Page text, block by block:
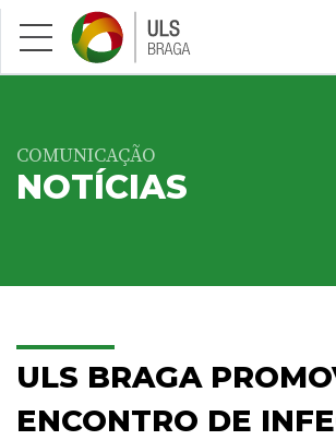
Saltar para conteúdo principal
COMUNICAÇÃO
NOTÍCIAS
ULS BRAGA
ENCONTRO DE